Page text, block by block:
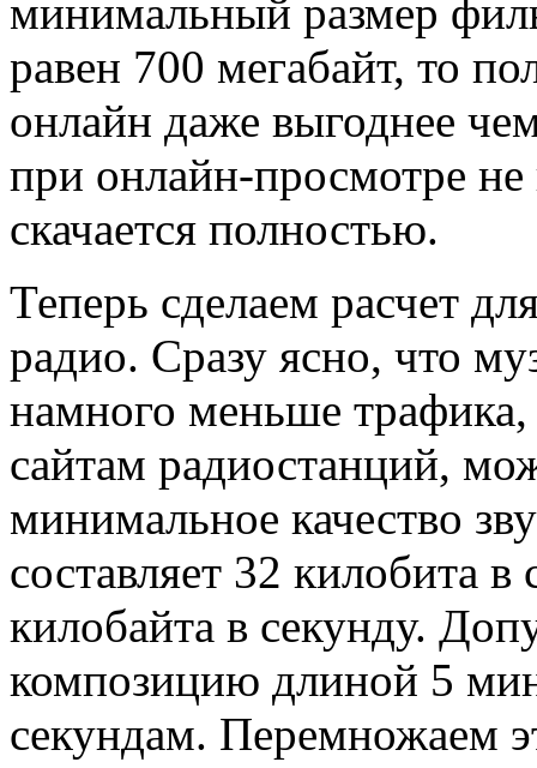
минимальный размер
равен 700 мегабайт, то
онлайн даже выгоднее
при онлайн-просмотре
скачается полностью.
Теперь сделаем расчет
радио. Сразу ясно, что
намного меньше
сайтам радиостанций,
минимальное качество
составляет 32 килобита
килобайта в секунду.
композицию длиной 5
секундам. Перемножаем